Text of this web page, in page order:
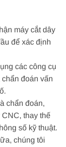
máy cắt dây
để xác định
các công cụ
đoán vấn
chẩn đoán,
thay thế
số kỹ thuật.
chúng tôi